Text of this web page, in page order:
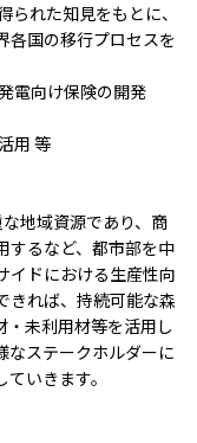
れた知見をもとに、
各国の移行プロセスを
電向け保険の開発
用 等
地域資源であり、商
するなど、都市部を中
イドにおける生産性向
きれば、持続可能な森
未利用材等を活用し
なステークホルダーに
いきます。